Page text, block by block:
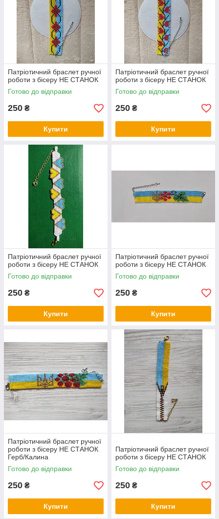
Патріотичний браслет ручної
роботи з бісеру НЕ СТАНОК
Готово до відправки
250 ₴
Купити
Патріотичний браслет ручної
роботи з бісеру НЕ СТАНОК
Готово до відправки
250 ₴
Купити
Патріотичний браслет ручної
роботи з бісеру НЕ СТАНОК
Готово до відправки
250 ₴
Купити
Патріотичний браслет ручної
роботи з бісеру НЕ СТАНОК
Готово до відправки
250 ₴
Купити
Патріотичний браслет ручної
роботи з бісеру НЕ СТАНОК
Герб/Калина
Готово до відправки
250 ₴
Купити
Патріотичний браслет ручної
роботи з бісеру НЕ СТАНОК
Готово до відправки
250 ₴
Купити